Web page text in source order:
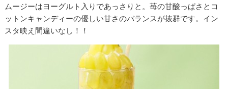
ムージーはヨーグルト入りであっさりと。苺の甘酸っぱさとコ
ットンキャンディーの優しい甘さのバランスが抜群です。イン
スタ映え間違いなし！！